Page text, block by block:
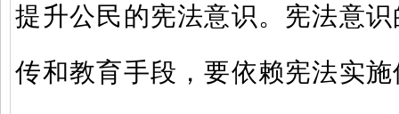
提升公民的宪法意识。宪法意
传和教育手段，要依赖宪法实